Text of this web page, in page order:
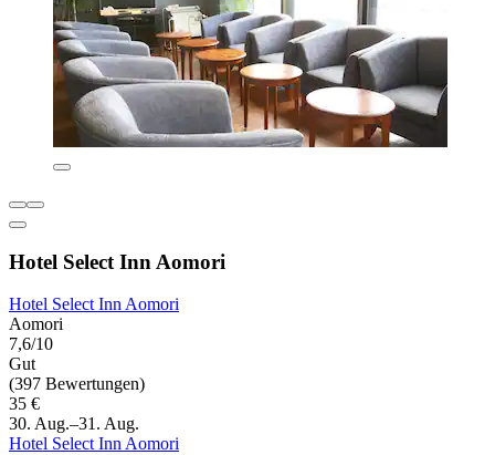
Hotel Select Inn Aomori
Hotel Select Inn Aomori
Aomori
7,6/10
Gut
(397 Bewertungen)
35 €
30. Aug.–31. Aug.
Hotel Select Inn Aomori